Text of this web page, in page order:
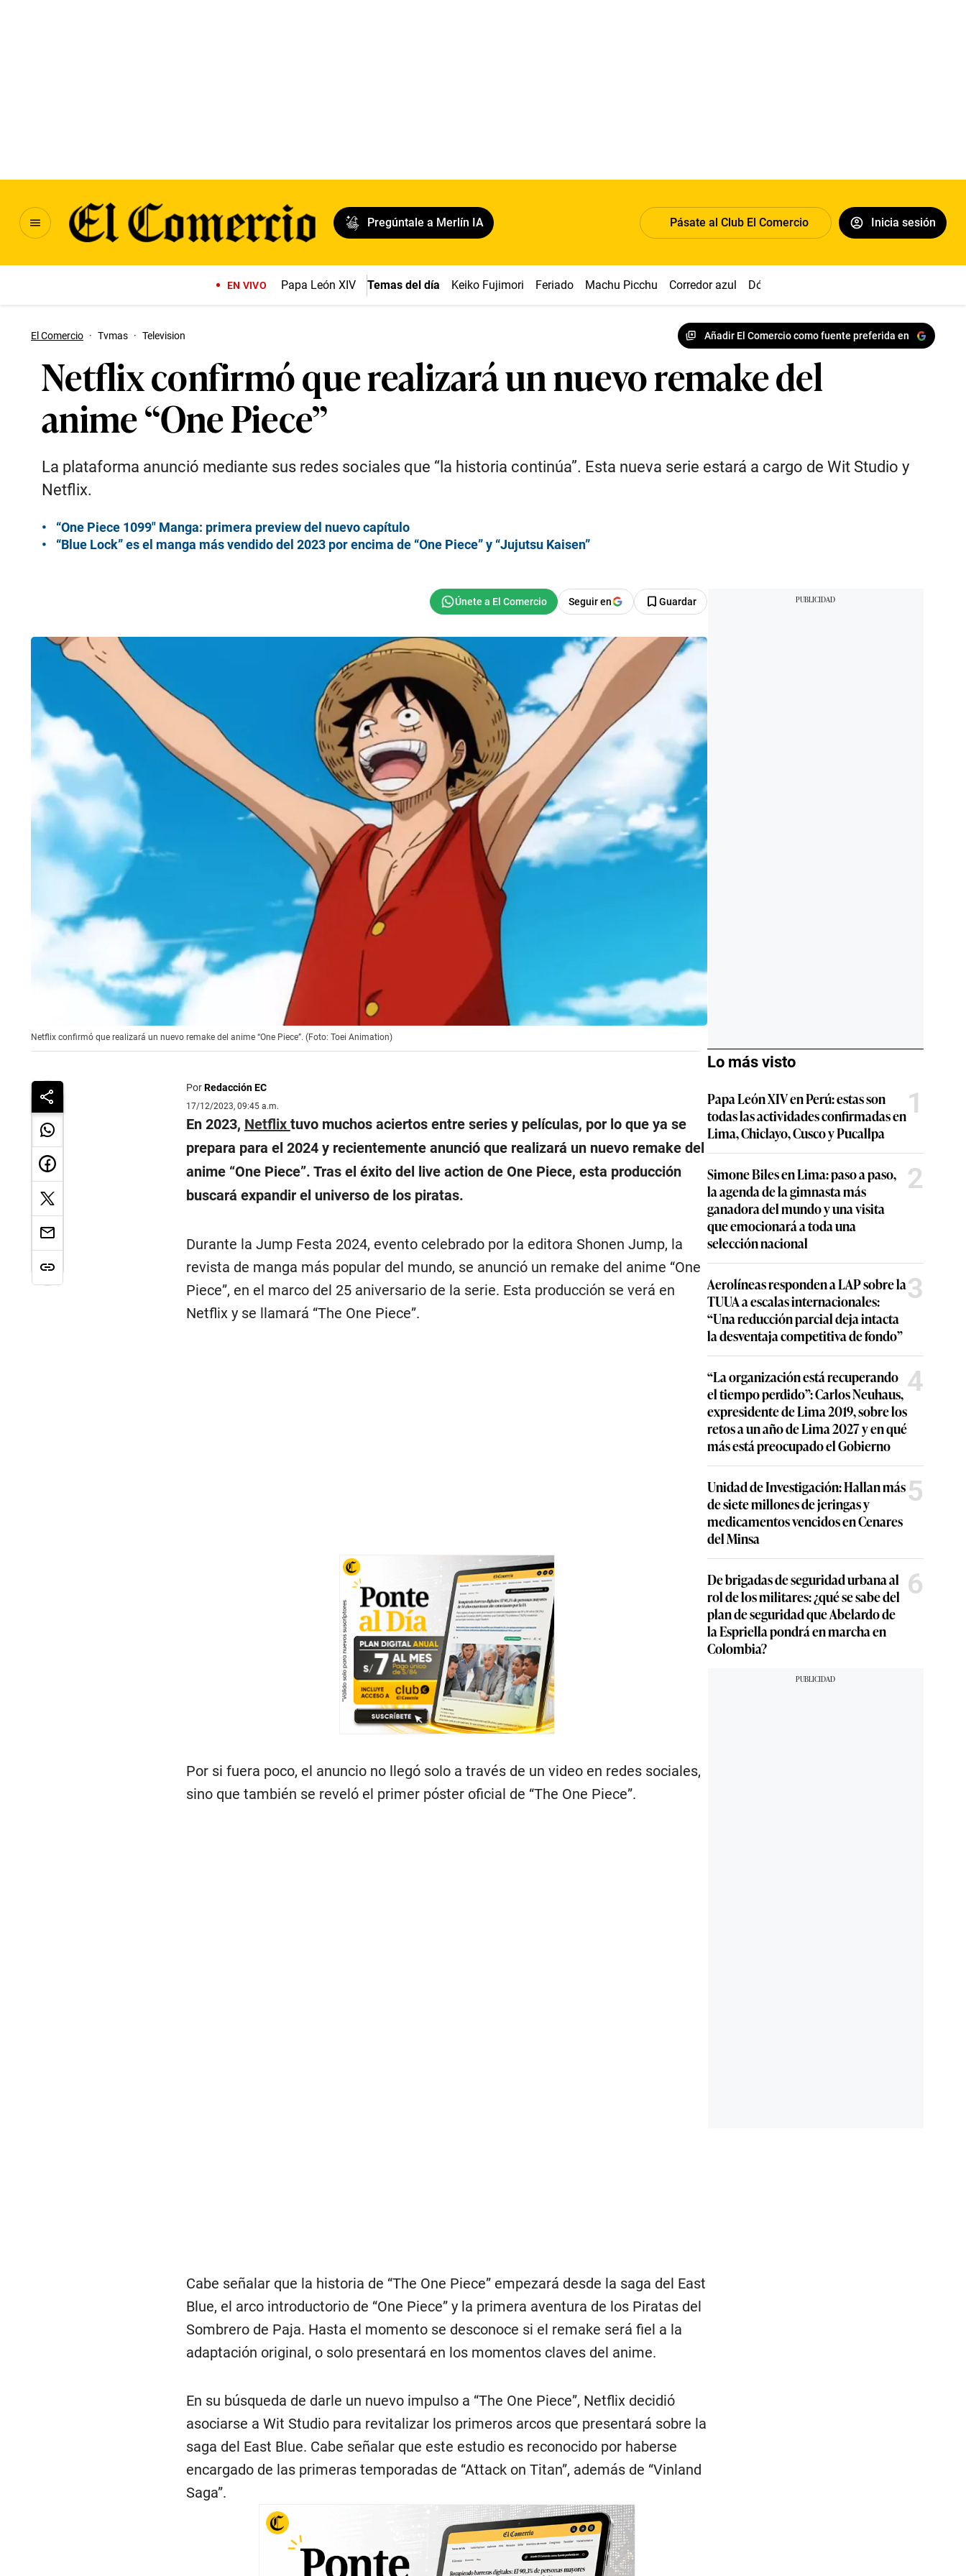
Pregúntale a Merlín IA Pásate al Club El Comercio Inicia sesión
EN VIVO Papa León XIV Temas del día Keiko Fujimori Feriado Machu Picchu Corredor azul Dólar
El Comercio · Tvmas · Television Añadir El Comercio como fuente preferida en
Netflix confirmó que realizará un nuevo remake del
anime “One Piece”
La plataforma anunció mediante sus redes sociales que “la historia continúa”. Esta nueva serie estará a cargo de Wit Studio y
Netflix.
“One Piece 1099″ Manga: primera preview del nuevo capítulo
“Blue Lock” es el manga más vendido del 2023 por encima de “One Piece” y “Jujutsu Kaisen”
Seguir en Guardar
Netflix confirmó que realizará un nuevo remake del anime “One Piece”. (Foto: Toei Animation)
PorRedacción EC
17/12/2023, 09:45 a.m.
En 2023, Netflix tuvo muchos aciertos entre series y películas, por lo que ya se
prepara para el 2024 y recientemente anunció que realizará un nuevo remake del
anime “One Piece”. Tras el éxito del live action de One Piece, esta producción
buscará expandir el universo de los piratas.
Durante la Jump Festa 2024, evento celebrado por la editora Shonen Jump, la
revista de manga más popular del mundo, se anunció un remake del anime “One
Piece”, en el marco del 25 aniversario de la serie. Esta producción se verá en
Netflix y se llamará “The One Piece”.
Por si fuera poco, el anuncio no llegó solo a través de un video en redes sociales,
sino que también se reveló el primer póster oficial de “The One Piece”.
Cabe señalar que la historia de “The One Piece” empezará desde la saga del East
Blue, el arco introductorio de “One Piece” y la primera aventura de los Piratas del
Sombrero de Paja. Hasta el momento se desconoce si el remake será fiel a la
adaptación original, o solo presentará en los momentos claves del anime.
En su búsqueda de darle un nuevo impulso a “The One Piece”, Netflix decidió
asociarse a Wit Studio para revitalizar los primeros arcos que presentará sobre la
saga del East Blue. Cabe señalar que este estudio es reconocido por haberse
encargado de las primeras temporadas de “Attack on Titan”, además de “Vinland
Saga”.
Lo más visto
Papa León XIV en Perú: estas son
todas las actividades confirmadas en
Lima, Chiclayo, Cusco y Pucallpa
1
Simone Biles en Lima: paso a paso,
la agenda de la gimnasta más
ganadora del mundo y una visita
que emocionará a toda una
selección nacional
2
Aerolíneas responden a LAP sobre la
TUUA a escalas internacionales:
“Una reducción parcial deja intacta
la desventaja competitiva de fondo”
3
“La organización está recuperando
el tiempo perdido”: Carlos Neuhaus,
expresidente de Lima 2019, sobre los
retos a un año de Lima 2027 y en qué
más está preocupado el Gobierno
4
Unidad de Investigación: Hallan más
de siete millones de jeringas y
medicamentos vencidos en Cenares
del Minsa
5
De brigadas de seguridad urbana al
rol de los militares: ¿qué se sabe del
plan de seguridad que Abelardo de
la Espriella pondrá en marcha en
Colombia?
6